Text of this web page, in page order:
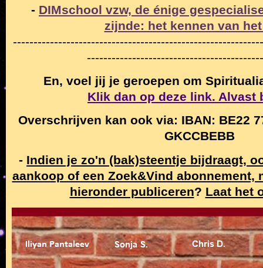
- DIMschool vzw, de énige
zijnde: het kennen van
En, voel jij je geroepen om
Klik dan op deze link. Alvast
Overschrijven kan ook via: IBAN: BE22
GKCCBEBB
- Indien je zo'n (bak)steentje bijdraagt,
aankoop of een Zoek&Vind abonnement,
hieronder publiceren? Laat het